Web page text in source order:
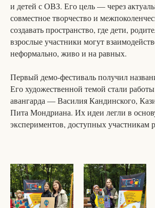
и детей с ОВЗ. Его цель — через
совместное творчество и
создавать пространство, где дети,
взрослые участники могут
неформально, живо и на равных.
Первый демо-фестиваль получил
Его художественной темой стали
авангарда — Василия Кандинского,
Пита Мондриана. Их идеи легли в
экспериментов, доступных участникам